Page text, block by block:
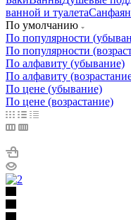
ванной и туалета
По умолчанию
По популярности
По популярности
По алфавиту (убывание)
По алфавиту
По цене (убывание)
По цене (возрастание)